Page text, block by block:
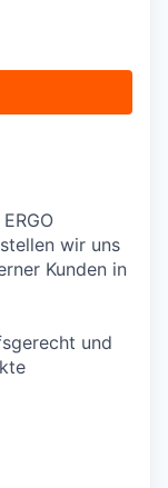
wir uns
Kunden in
und